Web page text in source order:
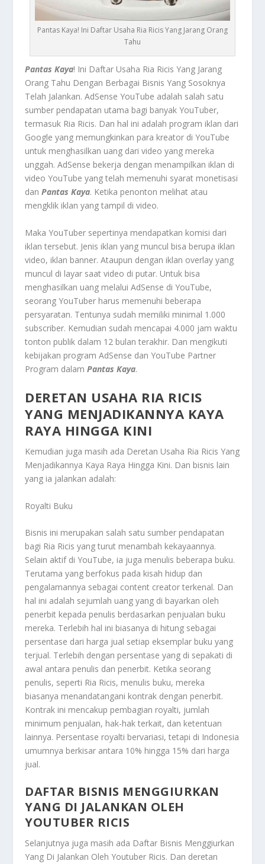
Pantas Kaya! Ini Daftar Usaha Ria Ricis Yang Jarang Orang
Tahu
Pantas Kaya! Ini Daftar Usaha Ria Ricis Yang Jarang
Orang Tahu Dengan Berbagai Bisnis Yang Sosoknya
Telah Jalankan.AdSense YouTube adalah salah satu
sumber pendapatan utama bagi banyak YouTuber,
termasuk Ria Ricis. Dan hal ini adalah program iklan dari
Google yang memungkinkan para kreator di YouTube
untuk menghasilkan uang dari video yang mereka
unggah. AdSense bekerja dengan menampilkan iklan di
video YouTube yang telah memenuhi syarat monetisasi
danPantas Kaya. Ketika penonton melihat atau
mengklik iklan yang tampil di video.
Maka YouTuber sepertinya mendapatkan komisi dari
iklan tersebut. Jenis iklan yang muncul bisa berupa iklan
video, iklan banner. Ataupun dengan iklan overlay yang
muncul di layar saat video di putar. Untuk bisa
menghasilkan uang melalui AdSense di YouTube,
seorang YouTuber harus memenuhi beberapa
persyaratan. Tentunya sudah memiliki minimal 1.000
subscriber. Kemudian sudah mencapai 4.000 jam waktu
tonton publik dalam 12 bulan terakhir. Dan mengikuti
kebijakan program AdSense dan YouTube Partner
Program dalamPantas Kaya.
DERETAN USAHA RIA RICIS
YANG MENJADIKANNYA KAYA
RAYA HINGGA KINI
Kemudian juga masih ada Deretan Usaha Ria Ricis Yang
Menjadikannya Kaya Raya Hingga Kini. Dan bisnis lain
yang ia jalankan adalah:
Royalti Buku
Bisnis ini merupakan salah satu sumber pendapatan
bagi Ria Ricis yang turut menambah kekayaannya.
Selain aktif di YouTube, ia juga menulis beberapa buku.
Terutama yang berfokus pada kisah hidup dan
pengalamannya sebagai content creator terkenal. Dan
hal ini adalah sejumlah uang yang di bayarkan oleh
penerbit kepada penulis berdasarkan penjualan buku
mereka. Terlebih hal ini biasanya di hitung sebagai
persentase dari harga jual setiap eksemplar buku yang
terjual. Terlebih dengan persentase yang di sepakati di
awal antara penulis dan penerbit. Ketika seorang
penulis, seperti Ria Ricis, menulis buku, mereka
biasanya menandatangani kontrak dengan penerbit.
Kontrak ini mencakup pembagian royalti, jumlah
minimum penjualan, hak-hak terkait, dan ketentuan
lainnya. Persentase royalti bervariasi, tetapi di Indonesia
umumnya berkisar antara 10% hingga 15% dari harga
jual.
DAFTAR BISNIS MENGGIURKAN
YANG DI JALANKAN OLEH
YOUTUBER RICIS
Selanjutnya juga masih ada Daftar Bisnis Menggiurkan
Yang Di Jalankan Oleh Youtuber Ricis. Dan deretan